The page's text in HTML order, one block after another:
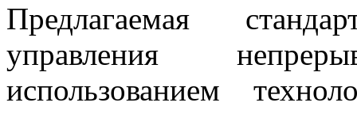
Предлагаемая
управления
использованием